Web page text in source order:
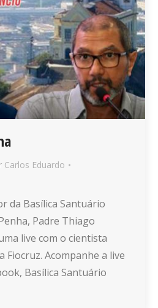
Carlos Eduardo
da Basílica Santuário
Padre Thiago
live com o cientista
Fiocruz. Acompanhe a live
Basílica Santuário